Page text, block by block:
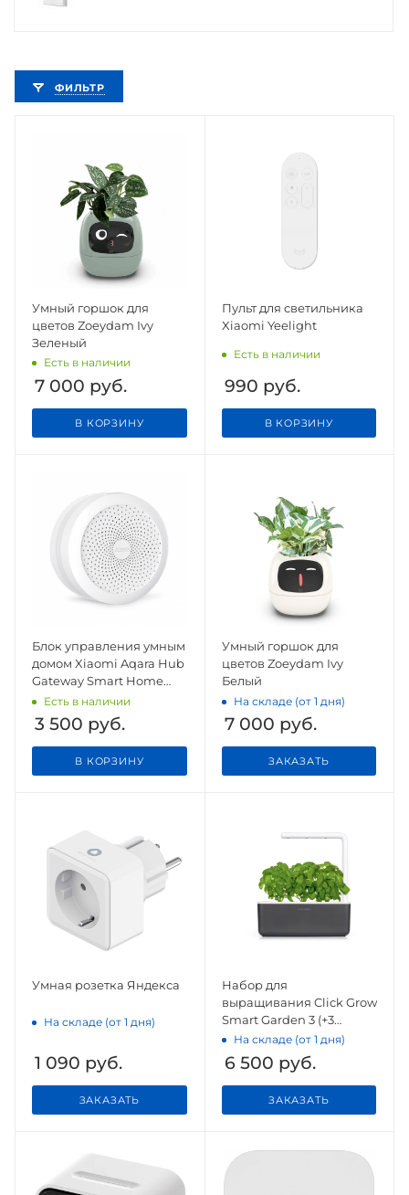
ФИЛЬТР
Умный горшок для
цветов Zoeydam Ivy
Зеленый
Есть в наличии
7 000 руб.
В КОРЗИНУ
Пульт для светильника
Xiaomi Yeelight
Есть в наличии
990 руб.
В КОРЗИНУ
Блок управления умным
домом Xiaomi Aqara Hub
Gateway Smart Home
Apple Homekit
Есть в наличии
3 500 руб.
В КОРЗИНУ
Умный горшок для
цветов Zoeydam Ivy
Белый
На складе (от 1 дня)
7 000 руб.
ЗАКАЗАТЬ
Умная розетка Яндекса
На складе (от 1 дня)
1 090 руб.
ЗАКАЗАТЬ
Набор для
выращивания Click Grow
Smart Garden 3 (+3
картриджа), графит
На складе (от 1 дня)
6 500 руб.
ЗАКАЗАТЬ